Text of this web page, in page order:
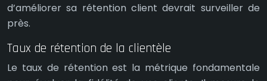
d’améliorer sa rétention client devrait surveiller de
près.
Taux de rétention de la clientèle
Le taux de rétention est la métrique fondamentale